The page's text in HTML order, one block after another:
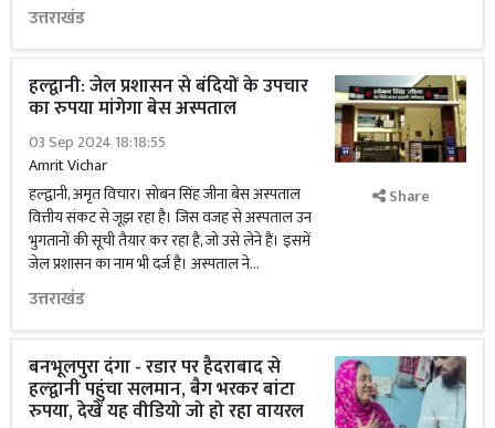
उत्तराखंड
हल्द्वानी: जेल प्रशासन से बंदियों के उपचार
का रुपया मांगेगा बेस अस्पताल
03 Sep 2024 18:18:55
Amrit Vichar
हल्द्वानी, अमृत विचार। सोबन सिंह जीना बेस अस्पताल
वित्तीय संकट से जूझ रहा है। जिस वजह से अस्पताल उन
भुगतानों की सूची तैयार कर रहा है, जो उसे लेने हैं। इसमें
जेल प्रशासन का नाम भी दर्ज है। अस्पताल ने...
उत्तराखंड
Share
बनभूलपुरा दंगा - रडार पर हैदराबाद से
हल्द्वानी पहुंचा सलमान, बैग भरकर बांटा
रुपया, देखें यह वीडियो जो हो रहा वायरल